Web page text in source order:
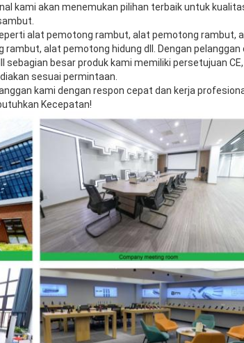
kami akan menemukan pilihan terbaik untuk
alat pemotong rambut, alat pemotong rambut,
alat pemotong hidung dll. Dengan pelanggan
besar produk kami memiliki persetujuan CE,
sesuai permintaan.
kami dengan respon cepat dan kerja
Kecepatan!